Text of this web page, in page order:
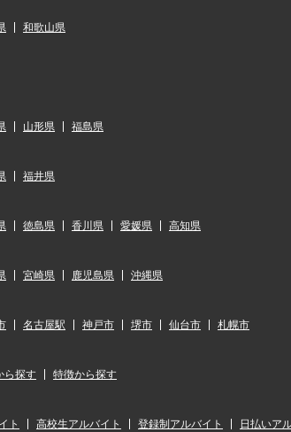
和歌山県
山形県 福島県
福井県
徳島県 香川県 愛媛県 高知県
宮崎県 鹿児島県 沖縄県
名古屋駅 神戸市 堺市 仙台市 札幌市
ら探す 特徴から探す
ト 高校生アルバイト 登録制アルバイト 日払いア